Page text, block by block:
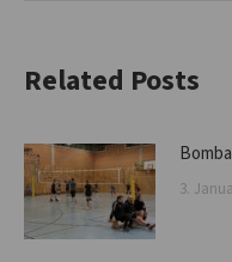
Related Posts
3.